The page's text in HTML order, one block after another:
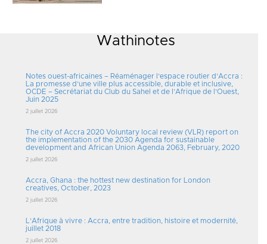
Wathinotes
Notes ouest-africaines – Réaménager l’espace routier d’Accra :
La promesse d’une ville plus accessible, durable et inclusive,
OCDE – Secrétariat du Club du Sahel et de l’Afrique de l’Ouest,
Juin 2025
2 juillet 2026
The city of Accra 2020 Voluntary local review (VLR) report on
the implementation of the 2030 Agenda for sustainable
development and African Union Agenda 2063, February, 2020
2 juillet 2026
Accra, Ghana : the hottest new destination for London
creatives, October, 2023
2 juillet 2026
L’Afrique à vivre : Accra, entre tradition, histoire et modernité,
juillet 2018
2 juillet 2026